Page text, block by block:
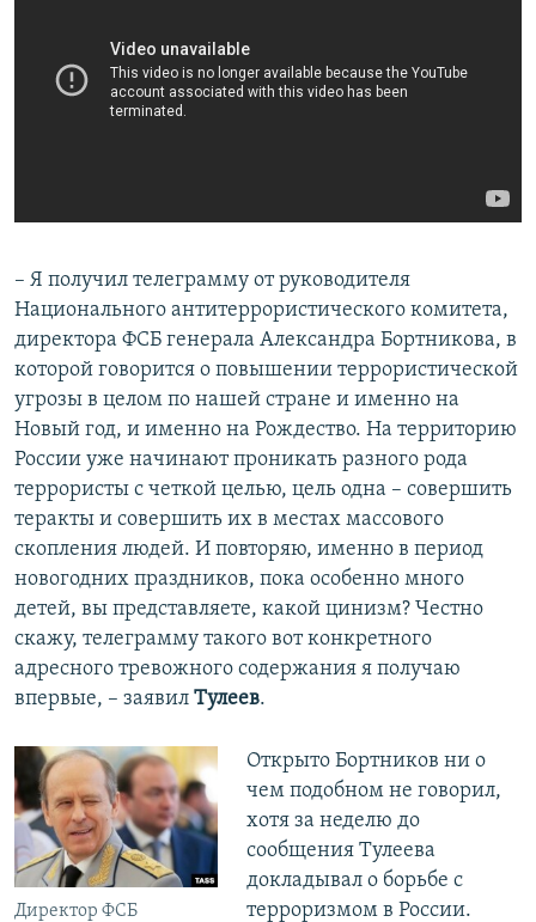
– Я получил телеграмму от руководителя
Национального антитеррористического комитета,
директора ФСБ генерала Александра Бортникова, в
которой говорится о повышении террористической
угрозы в целом по нашей стране и именно на
Новый год, и именно на Рождество. На территорию
России уже начинают проникать разного рода
террористы с четкой целью, цель одна – совершить
теракты и совершить их в местах массового
скопления людей. И повторяю, именно в период
новогодних праздников, пока особенно много
детей, вы представляете, какой цинизм? Честно
скажу, телеграмму такого вот конкретного
адресного тревожного содержания я получаю
впервые, – заявил Тулеев.
Директор ФСБ
Открыто Бортников ни о
чем подобном не говорил,
хотя за неделю до
сообщения Тулеева
докладывал о борьбе с
терроризмом в России.